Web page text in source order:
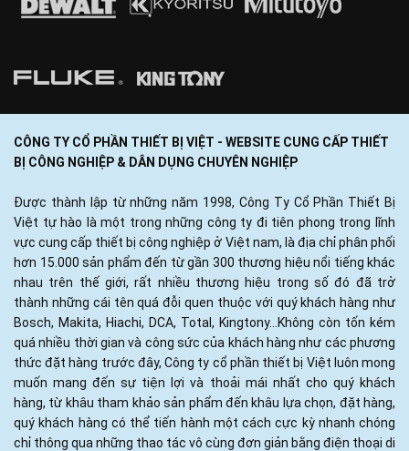
CÔNG TY CỔ PHẦN THIẾT BỊ VIỆT - WEBSITE CUNG CẤP THIẾT
BỊ CÔNG NGHIỆP & DÂN DỤNG CHUYÊN NGHIỆP
Được thành lập từ những năm 1998, Công Ty Cổ Phần Thiết Bị
Việt tự hào là một trong những công ty đi tiên phong trong lĩnh
vực cung cấp thiết bị công nghiệp ở Việt nam, là địa chỉ phân phối
hơn 15.000 sản phẩm đến từ gần 300 thương hiệu nổi tiếng khác
nhau trên thế giới, rất nhiều thương hiệu trong số đó đã trở
thành những cái tên quá đỗi quen thuộc với quý khách hàng như
Bosch, Makita, Hiachi, DCA, Total, Kingtony...Không còn tốn kém
quá nhiều thời gian và công sức của khách hàng như các phương
thức đặt hàng trước đây, Công ty cổ phần thiết bị Việt luôn mong
muốn mang đến sự tiện lợi và thoải mái nhất cho quý khách
hàng, từ khâu tham khảo sản phẩm đến khâu lựa chọn, đặt hàng,
quý khách hàng có thể tiến hành một cách cực kỳ nhanh chóng
chỉ thông qua những thao tác vô cùng đơn giản bằng điện thoại di